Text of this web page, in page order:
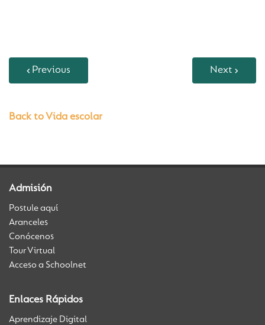
Previous Next
Back to Vida escolar
Admisión
Postule aquí
Aranceles
Conócenos
Tour Virtual
Acceso a Schoolnet
Enlaces Rápidos
Aprendizaje Digital